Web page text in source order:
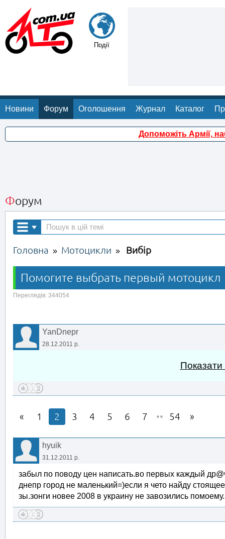
Події
Новини Форум Оголошення Журнал Каталог
Допоможіть Армії,
Форум
Головна » Мотоцикли » Вибір
Помогите выбрать первый мотоцикл
Переглядів: 344054
YanDnepr
28.12.2011 р.
Показати
1 2 3 4 5 6 7 •• 54
hyuik
31.12.2011 р.
забыл по поводу цен написать.во первых каждый
днепр город не маленький=)если я чето найду
зы.зонги новее 2008 в украину не завозились помоему.